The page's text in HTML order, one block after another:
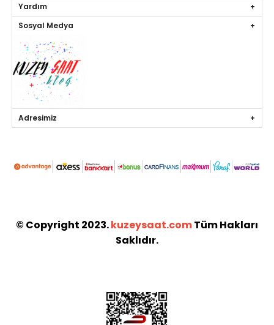
Yardım
Sosyal Medya
Adresimiz
© Copyright 2023.kuzeysaat.comTüm Hakları
Saklıdır.